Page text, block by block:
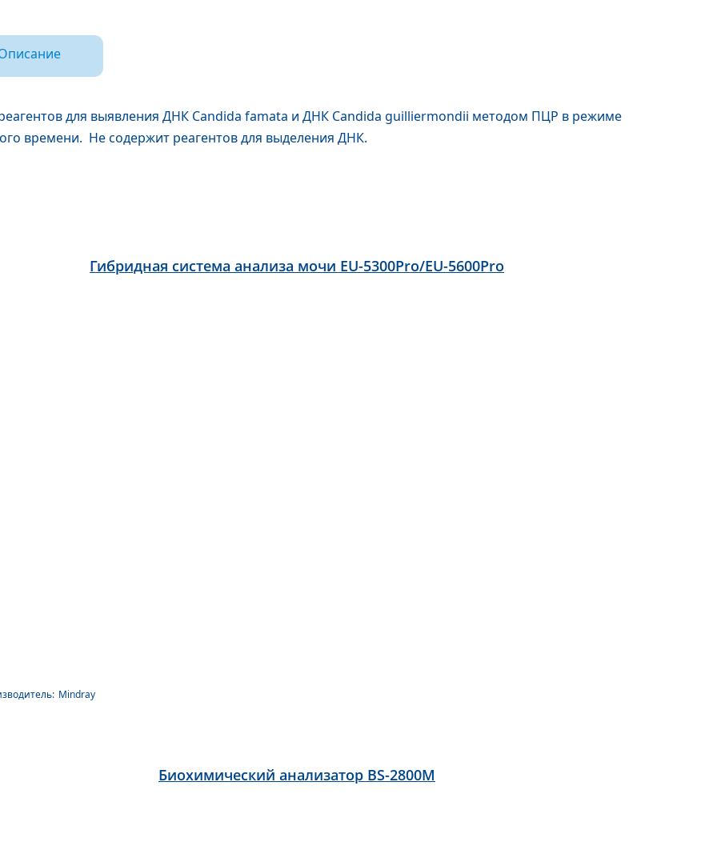
для выявления ДНК Сandida famata и ДНК Сandida guilliermondii методом ПЦР в режиме
времени. Не содержит реагентов для выделения ДНК.
Гибридная система анализа мочи EU-5300Pro/EU-5600Pro
Mindray
Биохимический анализатор BS-2800M